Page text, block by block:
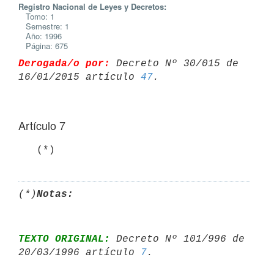
Registro Nacional de Leyes y Decretos:
Tomo: 1
Semestre: 1
Año: 1996
Página: 675
Derogada/o por:
Decreto Nº 30/015 de
16/01/2015 artículo 47
Artículo 7
(*)Notas:
TEXTO ORIGINAL:
Decreto Nº 101/996 de
20/03/1996 artículo
7